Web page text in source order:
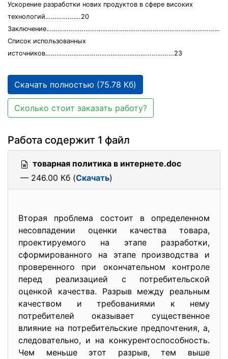
Ускорение разработки нових продуктов в сфере високих
технологий……………….20
Список использованных
источников……………………………………………………………23
Скачать полностью (75.78 Кб)
Сколько стоит заказать работу?
Работа содержит 1 файл
товарная политика в интернете.doc
— 246.00 Кб (Скачать)
Вторая проблема состоит в определенном
несовпадении оценки качества товара,
проектируемого на этапе разработки,
сформированного на этапе производства и
проверенного при окончательном контроле
перед реализацией с потребительской
оценкой качества. Разрыв между реальным
качеством и требованиями к нему
потребителей оказывает существенное
влияние на потребительские предпочтения, а,
следовательно, и на конкурентоспособность.
Чем меньше этот разрыв, тем выше